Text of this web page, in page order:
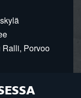
Porvoo